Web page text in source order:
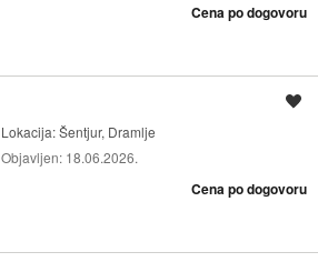
Cena po dogovoru
Lokacija:Šentjur, Dramlje
Objavljen: 18.06.2026.
Cena po dogovoru